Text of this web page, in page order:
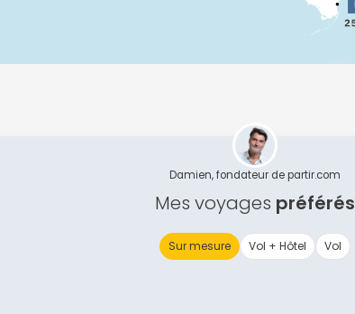
Damien, fondateur de partir.com
Mes voyages préférés
Sur mesure Vol + Hôtel Vol
Continuer avec Apple
ou connectez-vous par mail